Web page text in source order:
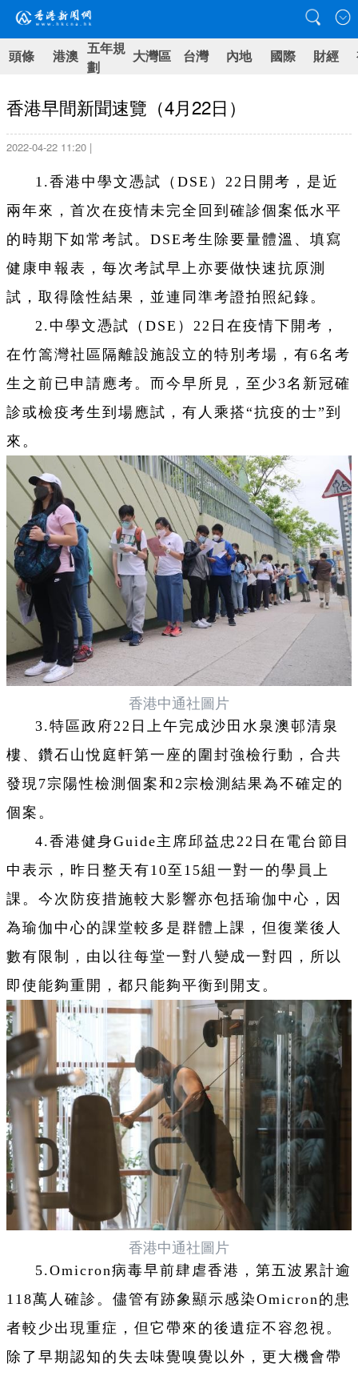
頭條 港澳 五年規
劃
大灣區 台灣 內地 國際 財經
香港早間新聞速覽（4月22日）
2022-04-22 11:20 |
1.香港中學文憑試（DSE）22日開考，是近
兩年來，首次在疫情未完全回到確診個案低水平
的時期下如常考試。DSE考生除要量體溫、填寫
健康申報表，每次考試早上亦要做快速抗原測
試，取得陰性結果，並連同準考證拍照紀錄。
2.中學文憑試（DSE）22日在疫情下開考，
在竹篙灣社區隔離設施設立的特別考場，有6名考
生之前已申請應考。而今早所見，至少3名新冠確
診或檢疫考生到場應試，有人乘搭“抗疫的士”到
來。
香港中通社圖片
3.特區政府22日上午完成沙田水泉澳邨清泉
樓、鑽石山悅庭軒第一座的圍封強檢行動，合共
發現7宗陽性檢測個案和2宗檢測結果為不確定的
個案。
4.香港健身Guide主席邱益忠22日在電台節目
中表示，昨日整天有10至15組一對一的學員上
課。今次防疫措施較大影響亦包括瑜伽中心，因
為瑜伽中心的課堂較多是群體上課，但復業後人
數有限制，由以往每堂一對八變成一對四，所以
即使能夠重開，都只能夠平衡到開支。
香港中通社圖片
5.Omicron病毒早前肆虐香港，第五波累計逾
118萬人確診。儘管有跡象顯示感染Omicron的患
者較少出現重症，但它帶來的後遺症不容忽視。
除了早期認知的失去味覺嗅覺以外，更大機會帶